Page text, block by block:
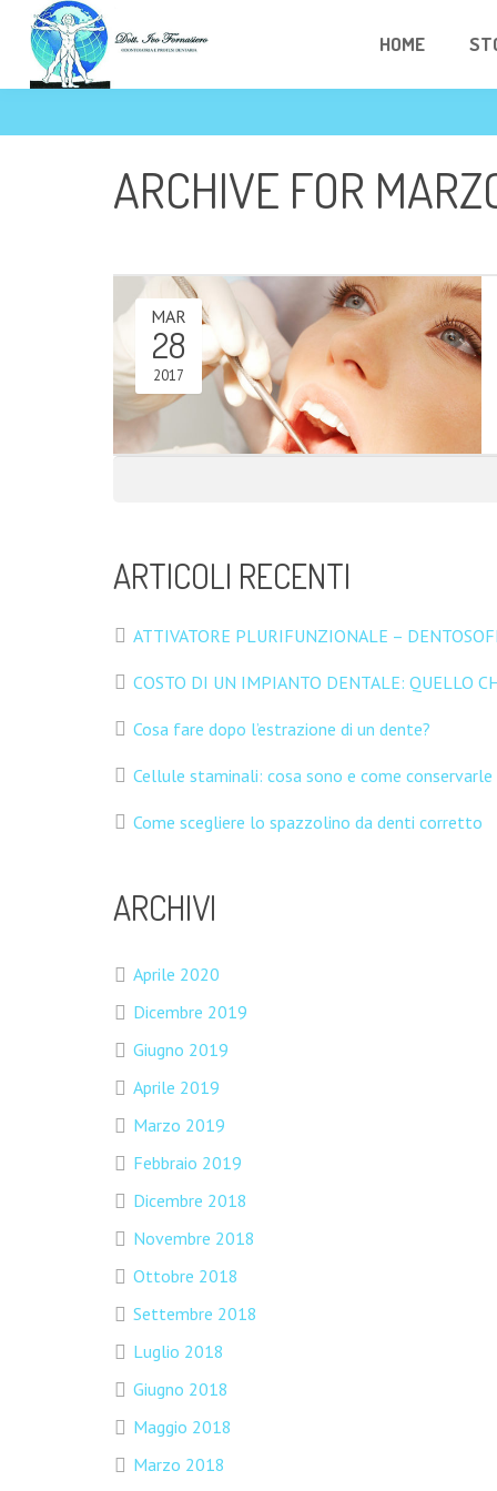
HOME
ARCHIVE FOR
MAR
28
2017
ARTICOLI RECENTI
ATTIVATORE PLURIFUNZIONALE –
COSTO DI UN IMPIANTO DENTALE: QUELLO
Cosa fare dopo l’estrazione di un dente?
Cellule staminali: cosa sono e come conservarle
Come scegliere lo spazzolino da denti corretto
ARCHIVI
Aprile 2020
Dicembre 2019
Giugno 2019
Aprile 2019
Marzo 2019
Febbraio 2019
Dicembre 2018
Novembre 2018
Ottobre 2018
Settembre 2018
Luglio 2018
Giugno 2018
Maggio 2018
Marzo 2018